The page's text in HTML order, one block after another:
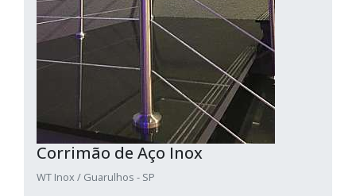
Corrimão de Aço Inox
WT Inox / Guarulhos - SP